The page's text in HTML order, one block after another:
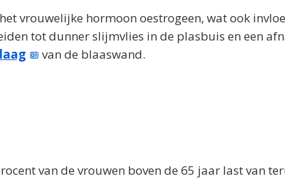
vrouwelijke hormoon oestrogeen, wat ook
tot dunner slijmvlies in de plasbuis en een
van de blaaswand.
van de vrouwen boven de 65 jaar last van